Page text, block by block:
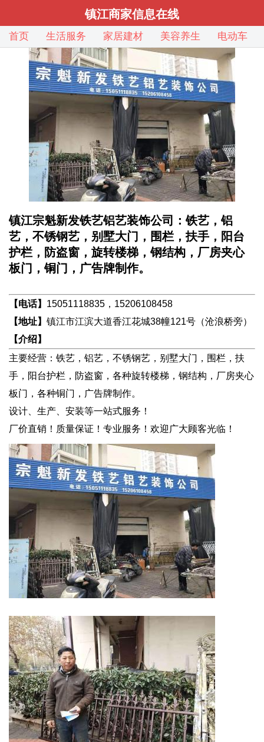
镇江商家信息在线
首页 生活服务 家居建材 美容养生 电动车
镇江宗魁新发铁艺铝艺装饰公司：铁艺，铝
艺，不锈钢艺，别墅大门，围栏，扶手，阳台
护栏，防盗窗，旋转楼梯，钢结构，厂房夹心
板门，铜门，广告牌制作。
【电话】 15051118835，15206108458
【地址】 镇江市江滨大道香江花城38幢121号（沧浪桥旁）
【介绍】
主要经营：铁艺，铝艺，不锈钢艺，别墅大门，围栏，扶
手，阳台护栏，防盗窗，各种旋转楼梯，钢结构，厂房夹心
板门，各种铜门，广告牌制作。
设计、生产、安装等一站式服务！
厂价直销！质量保证！专业服务！欢迎广大顾客光临！